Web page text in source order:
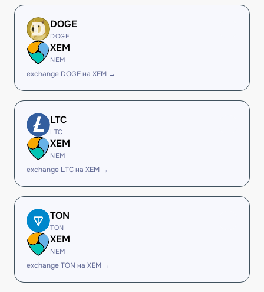
DOGE
DOGE
XEM
NEM
exchange DOGE на XEM →
LTC
LTC
XEM
NEM
exchange LTC на XEM →
TON
TON
XEM
NEM
exchange TON на XEM →